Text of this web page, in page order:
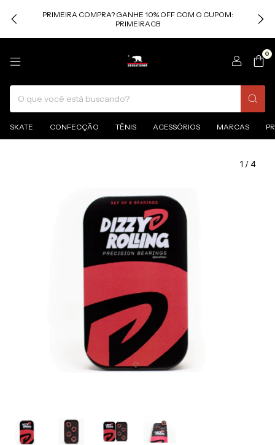
PRIMEIRA COMPRA? GANHE 10% OFF COM O CUPOM:
PRIMEIRACB
0
SKATE CONFECÇÃO TÊNIS ACESSÓRIOS MARCAS
1 /4